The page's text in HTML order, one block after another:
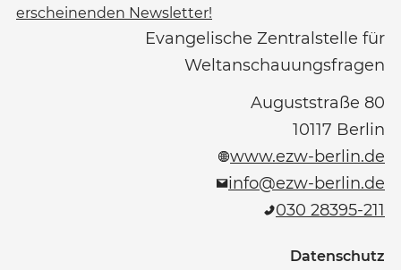
erscheinenden Newsletter!
Evangelische Zentralstelle für
Weltanschauungsfragen
Auguststraße 80
10117 Berlin
www.ezw-berlin.de
info@ezw-berlin.de
030 28395-211
Datenschutz